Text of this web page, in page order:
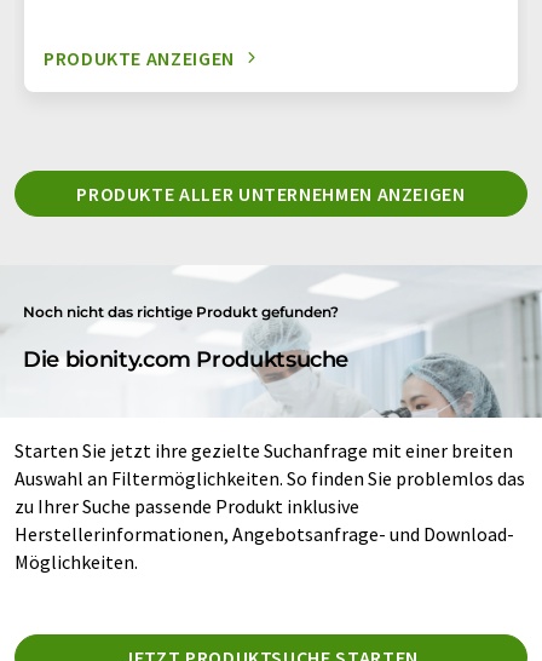
PRODUKTE ANZEIGEN
PRODUKTE ALLER UNTERNEHMEN ANZEIGEN
Noch nicht das richtige Produkt gefunden?
Die bionity.com Produktsuche
Starten Sie jetzt ihre gezielte Suchanfrage mit einer breiten
Auswahl an Filtermöglichkeiten. So finden Sie problemlos das
zu Ihrer Suche passende Produkt inklusive
Herstellerinformationen, Angebotsanfrage- und Download-
Möglichkeiten.